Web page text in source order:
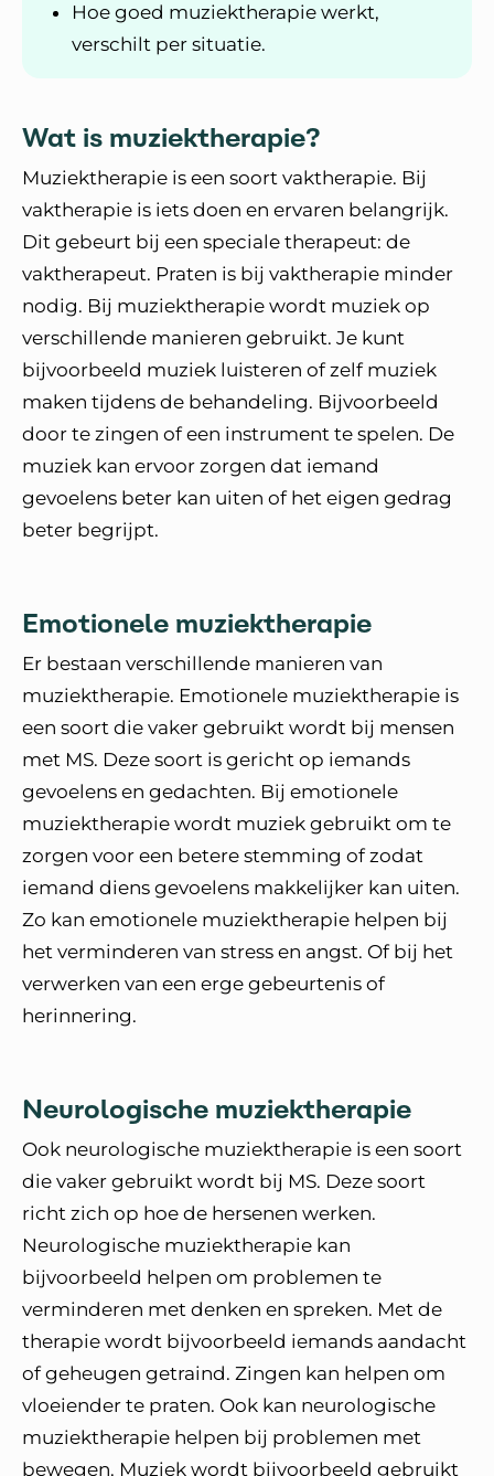
Hoe goed muziektherapie werkt,
verschilt per situatie.
Wat is muziektherapie?
Muziektherapie is een soort vaktherapie. Bij
vaktherapie is iets doen en ervaren belangrijk.
Dit gebeurt bij een speciale therapeut: de
vaktherapeut. Praten is bij vaktherapie minder
nodig. Bij muziektherapie wordt muziek op
verschillende manieren gebruikt. Je kunt
bijvoorbeeld muziek luisteren of zelf muziek
maken tijdens de behandeling. Bijvoorbeeld
door te zingen of een instrument te spelen. De
muziek kan ervoor zorgen dat iemand
gevoelens beter kan uiten of het eigen gedrag
beter begrijpt.
Emotionele muziektherapie
Er bestaan verschillende manieren van
muziektherapie. Emotionele muziektherapie is
een soort die vaker gebruikt wordt bij mensen
met MS. Deze soort is gericht op iemands
gevoelens en gedachten. Bij emotionele
muziektherapie wordt muziek gebruikt om te
zorgen voor een betere stemming of zodat
iemand diens gevoelens makkelijker kan uiten.
Zo kan emotionele muziektherapie helpen bij
het verminderen van stress en angst. Of bij het
verwerken van een erge gebeurtenis of
herinnering.
Neurologische muziektherapie
Ook neurologische muziektherapie is een soort
die vaker gebruikt wordt bij MS. Deze soort
richt zich op hoe de hersenen werken.
Neurologische muziektherapie kan
bijvoorbeeld helpen om problemen te
verminderen met denken en spreken. Met de
therapie wordt bijvoorbeeld iemands aandacht
of geheugen getraind. Zingen kan helpen om
vloeiender te praten. Ook kan neurologische
muziektherapie helpen bij problemen met
bewegen. Muziek wordt bijvoorbeeld gebruikt